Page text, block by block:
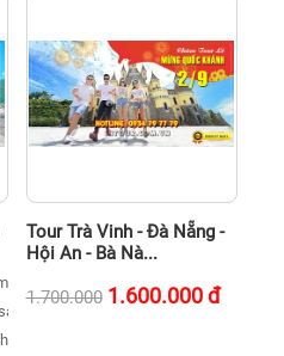
Tour Trà Vinh - Đà Nẵng -
Hội An - Bà Nà...
1.700.000 1.600.000đ